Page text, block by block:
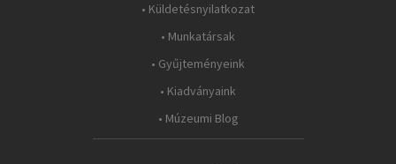
• Küldetésnyilatkozat
• Munkatársak
• Gyűjteményeink
• Kiadványaink
• Múzeumi Blog